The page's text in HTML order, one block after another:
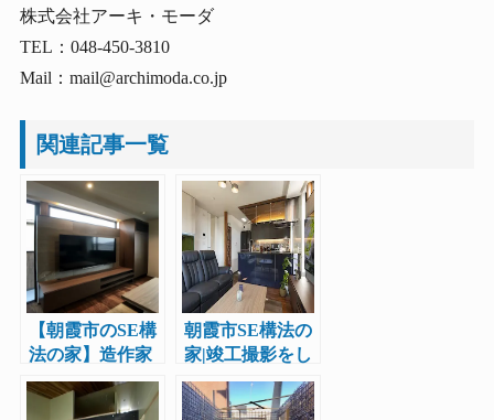
株式会社アーキ・モーダ
TEL：048-450-3810
Mail：mail@archimoda.co.jp
関連記事一覧
【朝霞市のSE構
法の家】造作家
具のご紹介です
朝霞市SE構法の
家|竣工撮影をし
ました。造作家
具、チョークア